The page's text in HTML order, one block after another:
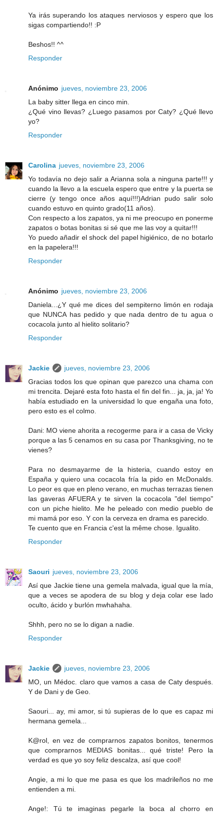
Ya irás superando los ataques nerviosos y espero que los
sigas compartiendo!! :P
Beshos!! ^^
Responder
Anónimo jueves, noviembre 23, 2006
La baby sitter llega en cinco min.
¿Qué vino llevas? ¿Luego pasamos por Caty? ¿Qué llevo
yo?
Responder
Carolina jueves, noviembre 23, 2006
Yo todavía no dejo salir a Arianna sola a ninguna parte!!! y
cuando la llevo a la escuela espero que entre y la puerta se
cierre (y tengo once años aquí!!!)Adrian pudo salir solo
cuando estuvo en quinto grado(11 años).
Con respecto a los zapatos, ya ni me preocupo en ponerme
zapatos o botas bonitas si sé que me las voy a quitar!!!
Yo puedo añadir el shock del papel higiénico, de no botarlo
en la papelera!!!
Responder
Anónimo jueves, noviembre 23, 2006
Daniela...¿Y qué me dices del sempiterno limón en rodaja
que NUNCA has pedido y que nada dentro de tu agua o
cocacola junto al hielito solitario?
Responder
Jackie
jueves, noviembre 23, 2006
Gracias todos los que opinan que parezco una chama con
mi trencita. Dejaré esta foto hasta el fin del fin... ja, ja, ja! Yo
había estudiado en la universidad lo que engaña una foto,
pero esto es el colmo.
Dani: MO viene ahorita a recogerme para ir a casa de Vicky
porque a las 5 cenamos en su casa por Thanksgiving, no te
vienes?
Para no desmayarme de la histeria, cuando estoy en
España y quiero una cocacola fría la pido en McDonalds.
Lo peor es que en pleno verano, en muchas terrazas tienen
las gaveras AFUERA y te sirven la cocacola "del tiempo"
con un piche hielito. Me he peleado con medio pueblo de
mi mamá por eso. Y con la cerveza en drama es parecido.
Te cuento que en Francia c'est la même chose. Igualito.
Responder
Saouri jueves, noviembre 23, 2006
Así que Jackie tiene una gemela malvada, igual que la mía,
que a veces se apodera de su blog y deja colar ese lado
oculto, ácido y burlón mwhahaha.
Shhh, pero no se lo digan a nadie.
Responder
Jackie
jueves, noviembre 23, 2006
MO, un Médoc. claro que vamos a casa de Caty después.
Y de Dani y de Geo.
Saouri... ay, mi amor, si tú supieras de lo que es capaz mi
hermana gemela...
K@rol, en vez de comprarnos zapatos bonitos, tenermos
que comprarnos MEDIAS bonitas... qué triste! Pero la
verdad es que yo soy feliz descalza, así que cool!
Angie, a mi lo que me pasa es que los madrileños no me
entienden a mi.
Ange!: Tú te imaginas pegarle la boca al chorro en